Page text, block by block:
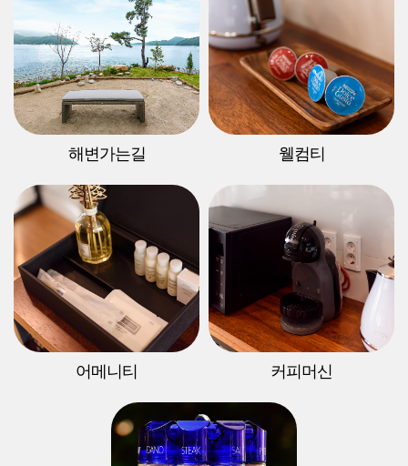
해변가는길 웰컴티
어메니티 커피머신